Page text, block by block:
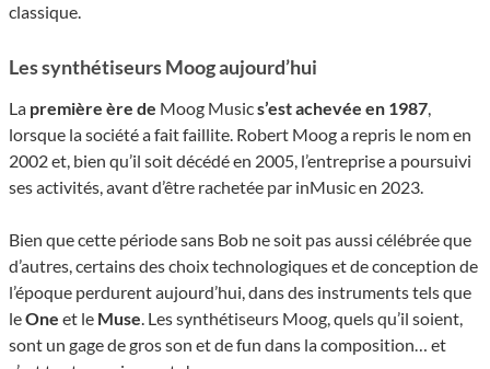
classique.
Les synthétiseurs Moog aujourd’hui
La première ère de Moog Musics’est achevée en 1987,
lorsque la société a fait faillite. Robert Moog a repris le nom en
2002 et, bien qu’il soit décédé en 2005, l’entreprise a poursuivi
ses activités, avant d’être rachetée par inMusic en 2023.
Bien que cette période sans Bob ne soit pas aussi célébrée que
d’autres, certains des choix technologiques et de conception de
l’époque perdurent aujourd’hui, dans des instruments tels que
leOne et le Muse. Les synthétiseurs Moog, quels qu’il soient,
sont un gage de gros son et de fun dans la composition… et